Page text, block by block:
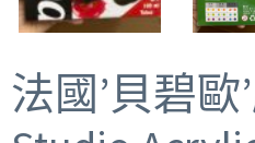
法國’貝碧歐